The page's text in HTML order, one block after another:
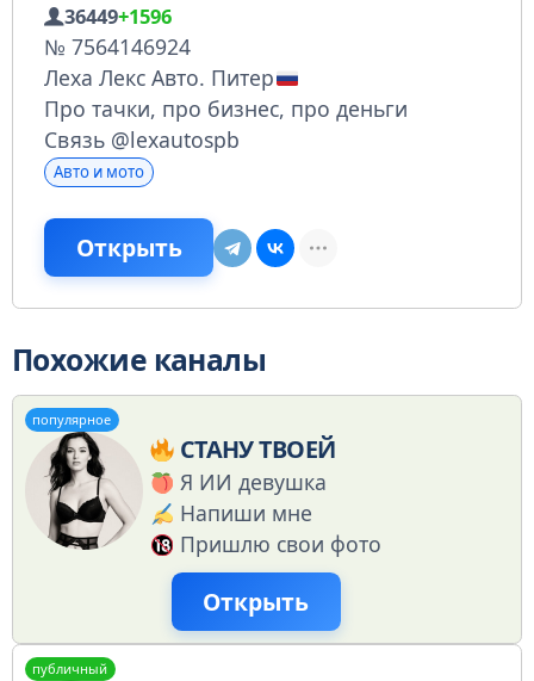
36449+1596
№ 7564146924
Леха Лекс Авто. Питер
Про тачки, про бизнес, про деньги
Связь @lexautospb
Авто и мото
Открыть
Похожие каналы
популярное
СТАНУ ТВОЕЙ
Я ИИ девушка
Напиши мне
Пришлю свои фото
Открыть
публичный